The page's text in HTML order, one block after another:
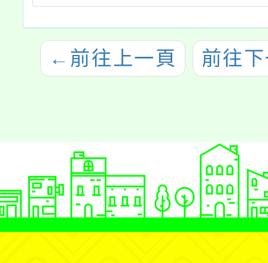
← 前往上一頁 前往